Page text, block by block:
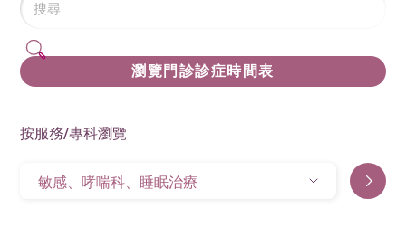
瀏覽門診診症時間表
按服務/專科瀏覽
敏感、哮喘科、睡眠治療